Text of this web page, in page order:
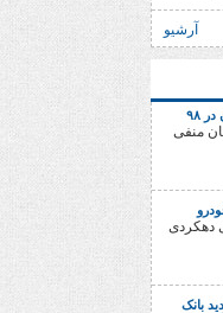
آرشیو
۹۸
منفی
دهکردی
بانک